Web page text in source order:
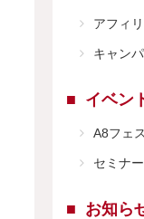
アフィ
キャン
イベン
A8フェ
セミナー
お知ら